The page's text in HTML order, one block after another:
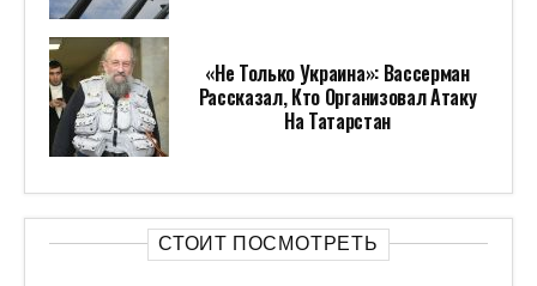
«Не Только Украина»: Вассерман
Рассказал, Кто Организовал Атаку
На Татарстан
СТОИТ ПОСМОТРЕТЬ